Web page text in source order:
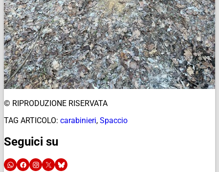
© RIPRODUZIONE RISERVATA
TAG ARTICOLO: carabinieri, Spaccio
Seguici su